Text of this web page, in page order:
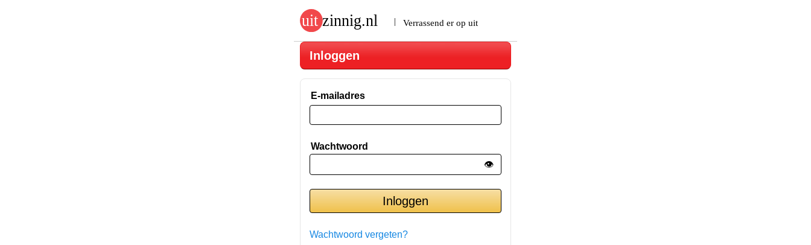
Inloggen
E-mailadres
Wachtwoord
👁️
Wachtwoord vergeten?